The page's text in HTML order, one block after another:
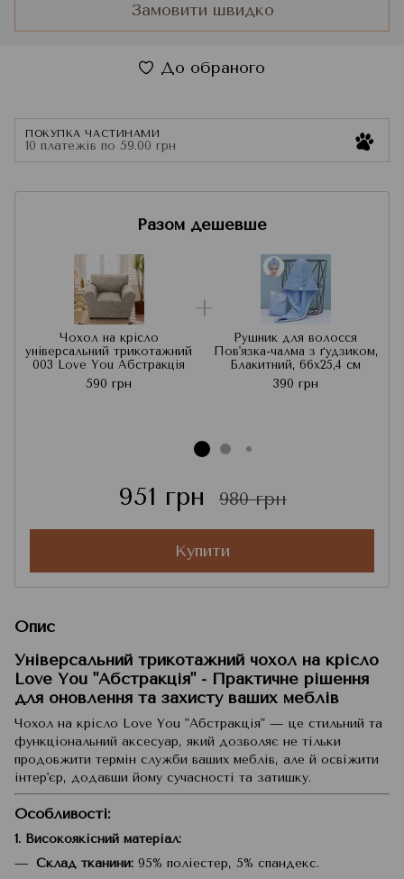
Замовити швидко
До обраного
ПОКУПКА ЧАСТИНАМИ
10 платежів по 59.00 грн
Разом дешевше
Чохол на крісло
універсальний трикотажний
003 Love You Абстракція
590 грн
Рушник для волосся
Пов'язка-чалма з ґудзиком,
Блакитний, 66x25,4 см
390 грн
951 грн 980 грн
Купити
Опис
Універсальний трикотажний чохол на крісло
Love You "Абстракція" - Практичне рішення
для оновлення та захисту ваших меблів
Чохол на крісло Love You "Абстракція" — це стильний та
функціональний аксесуар, який дозволяє не тільки
продовжити термін служби ваших меблів, але й освіжити
інтер'єр, додавши йому сучасності та затишку.
Особливості:
1. Високоякісний матеріал:
Склад тканини: 95% поліестер, 5% спандекс.